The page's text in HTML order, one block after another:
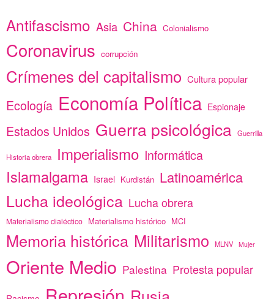
Antifascismo Asia China Colonialismo
Coronavirus corrupción
Crímenes del capitalismo Cultura popular
Ecología Economía Política Espionaje
Estados Unidos Guerra psicológica Guerrilla
Historia obrera Imperialismo Informática
Islamalgama Israel Kurdistán Latinoamérica
Lucha ideológica Lucha obrera
Materialismo dialéctico Materialismo histórico MCI
Memoria histórica Militarismo MLNV Mujer
Oriente Medio Palestina Protesta popular